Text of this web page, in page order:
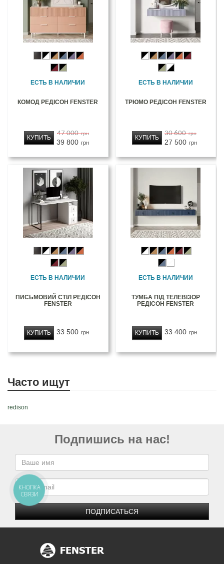
ЕСТЬ В НАЛИЧИИ
КОМОД РЕДІСОН FENSTER
47 000 грн
39 800 грн
КУПИТЬ
ЕСТЬ В НАЛИЧИИ
ТРЮМО РЕДІСОН FENSTER
30 600 грн
27 500 грн
КУПИТЬ
ЕСТЬ В НАЛИЧИИ
ПИСЬМОВИЙ СТІЛ РЕДІСОН
FENSTER
33 500 грн
КУПИТЬ
ЕСТЬ В НАЛИЧИИ
ТУМБА ПІД ТЕЛЕВІЗОР
РЕДІСОН FENSTER
33 400 грн
КУПИТЬ
Часто ищут
redison
Подпишись на нас!
ПОДПИСАТЬСЯ
КНОПКА
СВЯЗИ